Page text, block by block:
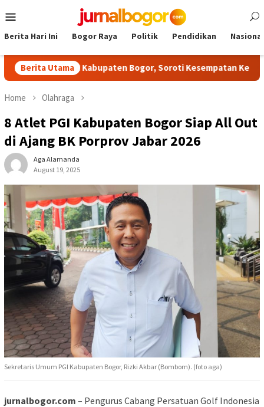
to
Menu
Berita Hari Ini Bogor Raya Politik Pendidikan Nasional
Berita Utama
NPCI Kabupaten Bogor, Soroti Kesempatan Kerja yang
Home Olahraga
8 Atlet PGI Kabupaten Bogor Siap All Out
di Ajang BK Porprov Jabar 2026
Aga Alamanda
August 19, 2025
Sekretaris Umum PGI Kabupaten Bogor, Rizki Akbar (Bombom). (foto aga)
jurnalbogor.com – Pengurus Cabang Persatuan Golf Indonesia